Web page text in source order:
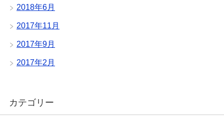
2018年6月
2017年11月
2017年9月
2017年2月
カテゴリー